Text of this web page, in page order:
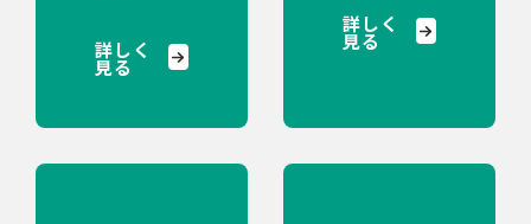
詳しく
見る
詳しく
見る